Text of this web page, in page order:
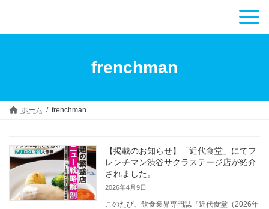
ン
プ
ー
動
frenchman
ホーム frenchman
【掲載のお知らせ】「近代食堂」にてフ
レンチマン渋谷サクラステージ店が紹介
されました。
2026年4月9日
このたび、飲食業界専門誌『近代食堂（2026年